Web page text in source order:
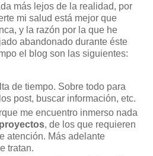
más lejos de la realidad, por
mi salud está mejor que
y la razón por la que he
abandonado durante éste
el blog son las siguientes:
de tiempo. Sobre todo para
post, buscar información, etc.
me encuentro inmerso nada
, de los que requieren
atención. Más adelante
tratan.